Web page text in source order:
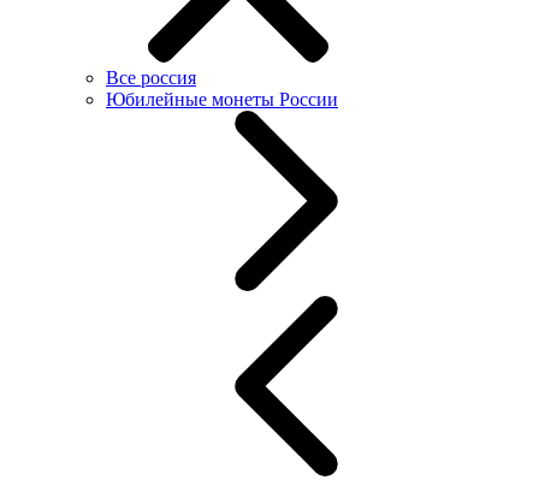
Все россия
Юбилейные монеты России